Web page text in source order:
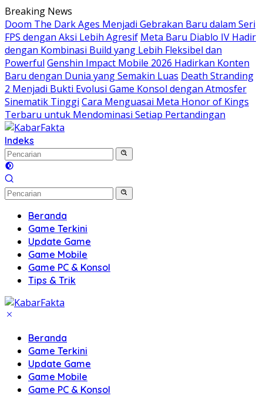
Langsung
ke
konten
Breaking News
Doom The Dark Ages Menjadi Gebrakan Baru dalam Seri
FPS dengan Aksi Lebih Agresif Meta Baru Diablo IV Hadir
dengan Kombinasi Build yang Lebih Fleksibel dan
Powerful Genshin Impact Mobile 2026 Hadirkan Konten
Baru dengan Dunia yang Semakin Luas Death Stranding
2 Menjadi Bukti Evolusi Game Konsol dengan Atmosfer
Sinematik Tinggi Cara Menguasai Meta Honor of Kings
Terbaru untuk Mendominasi Setiap Pertandingan
Indeks
Beranda
Game Terkini
Update Game
Game Mobile
Game PC & Konsol
Tips & Trik
Beranda
Game Terkini
Update Game
Game Mobile
Game PC & Konsol